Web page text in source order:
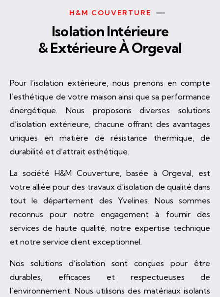
H&M COUVERTURE
Isolation Intérieure
& Extérieure À Orgeval
Pour l’isolation extérieure, nous prenons en compte
l’esthétique de votre maison ainsi que sa performance
énergétique. Nous proposons diverses solutions
d’isolation extérieure, chacune offrant des avantages
uniques en matière de résistance thermique, de
durabilité et d’attrait esthétique.
La société H&M Couverture, basée à Orgeval, est
votre alliée pour des travaux d’isolation de qualité dans
tout le département des Yvelines. Nous sommes
reconnus pour notre engagement à fournir des
services de haute qualité, notre expertise technique
et notre service client exceptionnel.
Nos solutions d’isolation sont conçues pour être
durables, efficaces et respectueuses de
l’environnement. Nous utilisons des matériaux isolants